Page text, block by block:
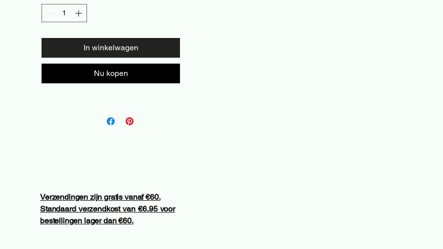
In winkelwagen
Nu kopen
Verzendingen zijn gratis vanaf €60.
Standaard verzendkost van €6.95 voor
bestellingen lager dan €60.